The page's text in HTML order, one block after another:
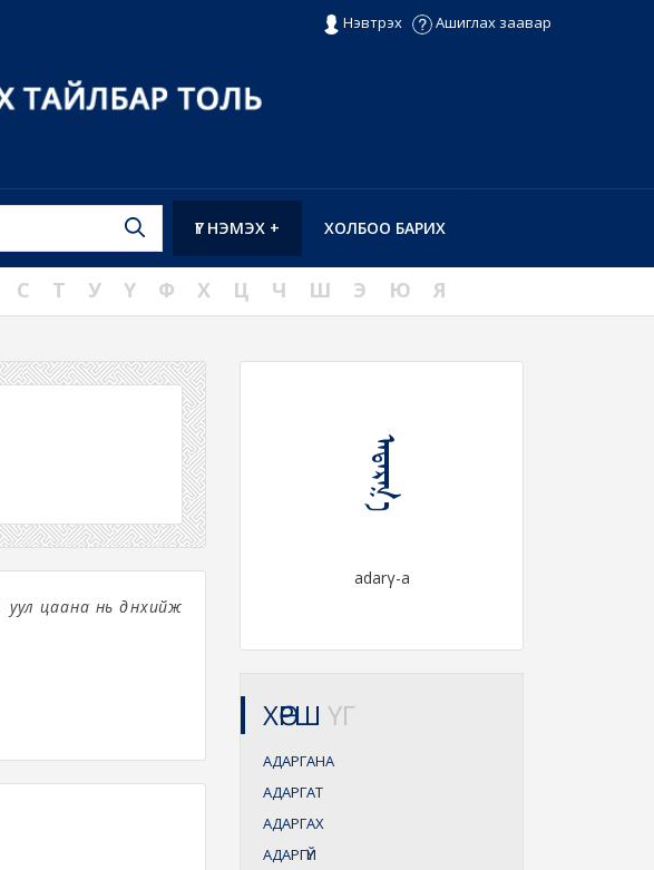
Нэвтрэх Ашиглах заавар
ХОЛБОО БАРИХ
ҮГ НЭМЭХ +
С Т У Ү Ф Х Ц Ч Ш Э Ю Я
цаана нь дүнхийж
ᠠᠳᠠᠷᠭ᠎ᠠ
adarγ-a
ХӨРШ ҮГ
АДАРГАНА
АДАРГАТ
АДАРГАХ
АДАРГҮЙ